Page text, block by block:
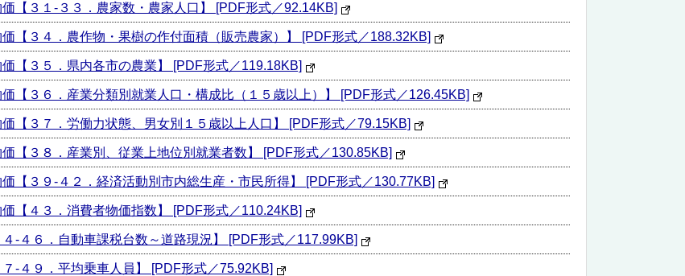
【３１-３３．農家数・農家人口】 [PDF形式／92.14KB]
【３４．農作物・果樹の作付面積（販売農家）】 [PDF形式／188.32KB]
【３５．県内各市の農業】 [PDF形式／119.18KB]
【３６．産業分類別就業人口・構成比（１５歳以上）】 [PDF形式／126.45KB]
【３７．労働力状態、男女別１５歳以上人口】 [PDF形式／79.15KB]
【３８．産業別、従業上地位別就業者数】 [PDF形式／130.85KB]
【３９-４２．経済活動別市内総生産・市民所得】 [PDF形式／130.77KB]
【４３．消費者物価指数】 [PDF形式／110.24KB]
-４６．自動車課税台数～道路現況】 [PDF形式／117.99KB]
-４９．平均乗車人員】 [PDF形式／75.92KB]